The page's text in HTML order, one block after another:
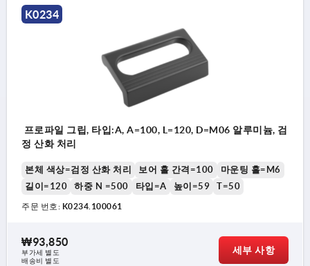
K0234
프로파일 그립, 타입:A, A=100, L=120, D=M06 알루미늄, 검
정 산화 처리
본체 색상=검정 산화 처리 보어 홀 간격=100
마운팅 홀=M6
길이=120
하중 N =500 타입=A 높이=59 T=50
주문 번호: K0234.100061
₩93,850
부가세 별도
배송비 별도
세부 사항